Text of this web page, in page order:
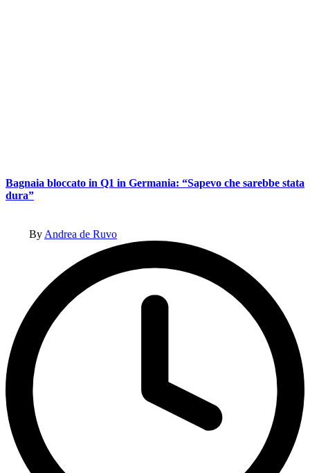
Bagnaia bloccato in Q1 in Germania: “Sapevo che sarebbe stata
dura”
By Andrea de Ruvo